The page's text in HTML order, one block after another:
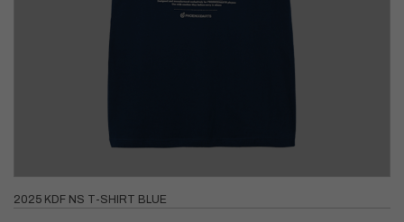
2025 KDF NS T-SHIRT BLUE